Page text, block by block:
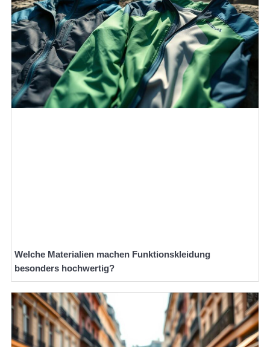
Welche Materialien machen Funktionskleidung
besonders hochwertig?